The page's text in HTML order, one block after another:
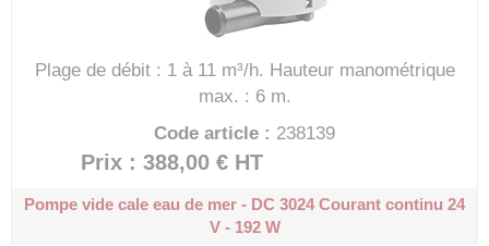
Plage de débit : 1 à 11 m³/h. Hauteur manométrique
max. : 6 m.
Code article : 238139
Prix : 388,00 € HT
Pompe vide cale eau de mer - DC 3024Courant continu 24
V - 192 W